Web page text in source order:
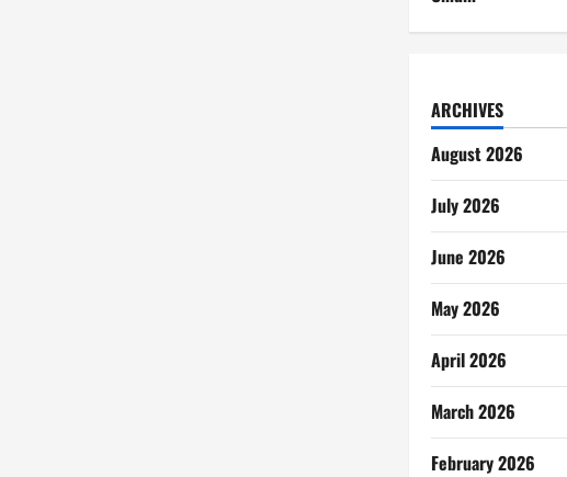
ARCHIVES
August 2026
July 2026
June 2026
May 2026
April 2026
March 2026
February 2026